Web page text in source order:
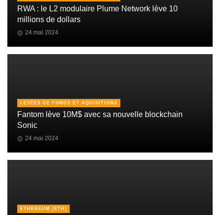
RWA : le L2 modulaire Plume Network lève 10
millions de dollars
24 mai 2024
LEVÉES DE FONDS ET AQUISITIONS
Fantom lève 10M$ avec sa nouvelle blockchain
Sonic
24 mai 2024
ETHEREUM (ETH)